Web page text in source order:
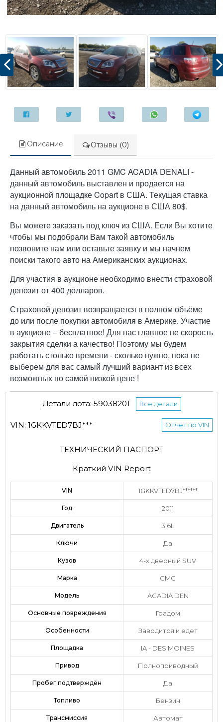
Описание Отзывы (0)
Данный автомобиль 2011 GMC ACADIA DENALI -
данный автомобиль выставлен и продается на
аукционной площадке Copart в США. Текущая ставка
на данный автомобиль на аукционе в США 80$.
Вы можете заказать под ключ из США. Если Вы хотите
чтобы мы подобрали Вам такой автомобиль
позвоните нам или оставьте заявку и мы начнем
поиски такого авто на Американских аукционах.
Для участия в аукционе необходимо внести страховой
депозит от 400 долларов.
Страховой депозит возвращается в полном объёме
до или после покупки автомобиля в Америке. Участие
в аукционе – бесплатное! Для нас главное не скорость
закрытия сделки а качество! Поэтому мы будем
работать столько времени - сколько нужно, пока не
выберем для вас самый лучший вариант из всех
возможных по самой низкой цене !
Детали лота: 59038201 Все детали
VIN: 1GKKVTED7BJ*** Отчет по VIN
ТЕХНИЧЕСКИЙ ПАСПОРТ
Краткий VIN Report
VIN 1GKKVTED7BJ******
Год 2011
Двигатель 3.6L
Ключи Да
Кузов 4-х дверный SUV
Марка GMC
Модель ACADIA DEN
Основные повреждения Градом
Особенности Заводится и едет
Площадка IA - DES MOINES
Привод Полноприводный
Пробег подтверждён Да
Топливо Бензин
Трансмиссия Автомат